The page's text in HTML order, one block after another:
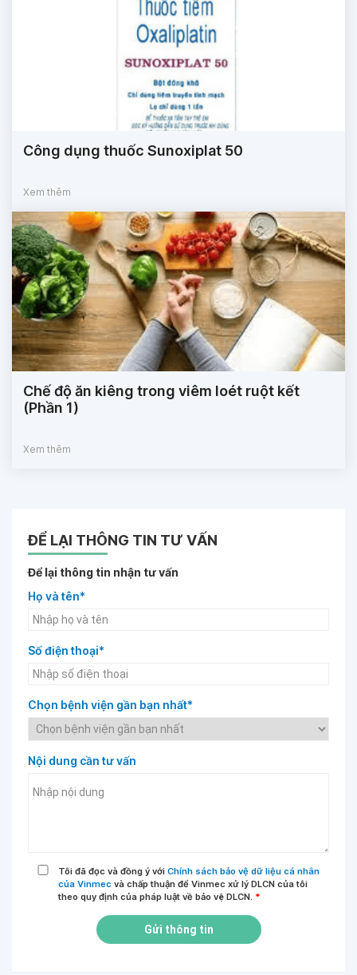
Công dụng thuốc Sunoxiplat 50
Xem thêm
Chế độ ăn kiêng trong viêm loét ruột kết
(Phần 1)
Xem thêm
ĐỂ LẠI THÔNG TIN TƯ VẤN
Để lại thông tin nhận tư vấn
Họ và tên*
Số điện thoại*
Chọn bệnh viện gần bạn nhất*
Nội dung cần tư vấn
Tôi đã đọc và đồng ý với Chính sách bảo vệ dữ liệu cá nhân
của Vinmec và chấp thuận để Vinmec xử lý DLCN của tôi
theo quy định của pháp luật về bảo vệ DLCN. *
Gửi thông tin